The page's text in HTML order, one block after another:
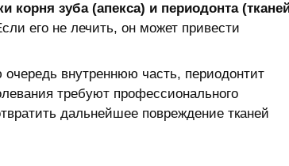
корня зуба (апекса) и периодонта
его не лечить, он может привести
внутреннюю часть, периодонтит
требуют профессионального
дальнейшее повреждение тканей